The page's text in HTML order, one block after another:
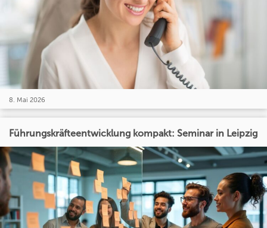
8. Mai 2026
Führungskräfteentwicklung kompakt: Seminar in Leipzig